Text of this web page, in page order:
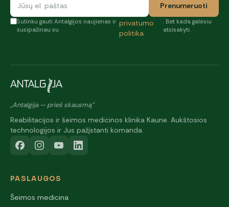
Prenumeruoti
Sutinku gauti Antalgijos naujienas ir
susipažinau su
privatumo
politika
. Bet kada galėsiu
atsisakyti.
„Antalgija — prieš skausmą"
Reabilitacijos ir šeimos medicinos klinika Kaune. Aukštosios
technologijos ir Jus pažįstanti komanda.
PASLAUGOS
Šeimos medicina